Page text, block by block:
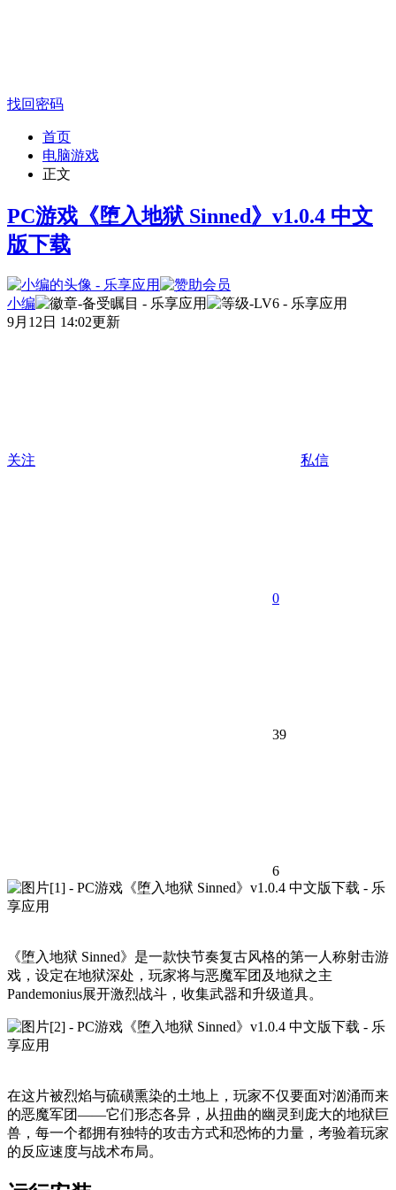
找回密码
首页
电脑游戏
正文
PC游戏《堕入地狱 Sinned》v1.0.4 中文
版下载
小编
9月12日 14:02更新
关注 私信
0
39
6
《堕入地狱 Sinned》是一款快节奏复古风格的第一人称射击游
戏，设定在地狱深处，玩家将与恶魔军团及地狱之主
Pandemonius展开激烈战斗，收集武器和升级道具。
在这片被烈焰与硫磺熏染的土地上，玩家不仅要面对汹涌而来
的恶魔军团——它们形态各异，从扭曲的幽灵到庞大的地狱巨
兽，每一个都拥有独特的攻击方式和恐怖的力量，考验着玩家
的反应速度与战术布局。